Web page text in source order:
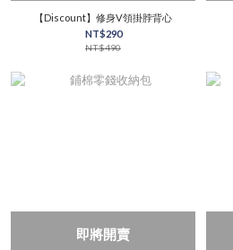
【Discount】修身V領掛脖背心
NT$290
NT$490
即將開賣